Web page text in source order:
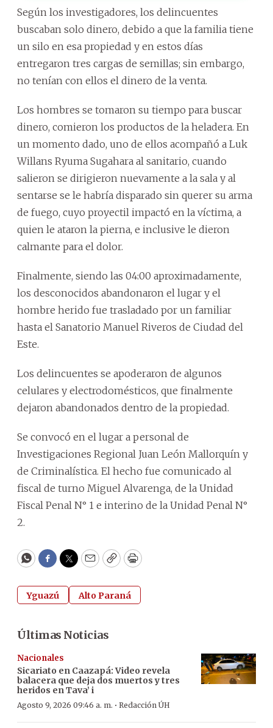
Según los investigadores, los delincuentes
buscaban solo dinero, debido a que la familia tiene
un silo en esa propiedad y en estos días
entregaron tres cargas de semillas; sin embargo,
no tenían con ellos el dinero de la venta.
Los hombres se tomaron su tiempo para buscar
dinero, comieron los productos de la heladera. En
un momento dado, uno de ellos acompañó a Luk
Willans Ryuma Sugahara al sanitario, cuando
salieron se dirigieron nuevamente a la sala y al
sentarse se le habría disparado sin querer su arma
de fuego, cuyo proyectil impactó en la víctima, a
quien le ataron la pierna, e inclusive le dieron
calmante para el dolor.
Finalmente, siendo las 04:00 aproximadamente,
los desconocidos abandonaron el lugar y el
hombre herido fue trasladado por un familiar
hasta el Sanatorio Manuel Riveros de Ciudad del
Este.
Los delincuentes se apoderaron de algunos
celulares y electrodomésticos, que finalmente
dejaron abandonados dentro de la propiedad.
Se convocó en el lugar a personal de
Investigaciones Regional Juan León Mallorquín y
de Criminalística. El hecho fue comunicado al
fiscal de turno Miguel Alvarenga, de la Unidad
Fiscal Penal N° 1 e interino de la Unidad Penal N°
2.
WhatsApp
Facebook
Twitter
EmailCopyPrint
Yguazú Alto Paraná
Últimas Noticias
Nacionales
Sicariato en Caazapá: Video revela
balacera que deja dos muertos y tres
heridos en Tava’ i
Agosto 9, 2026 09:46 a. m. · Redacción ÚH